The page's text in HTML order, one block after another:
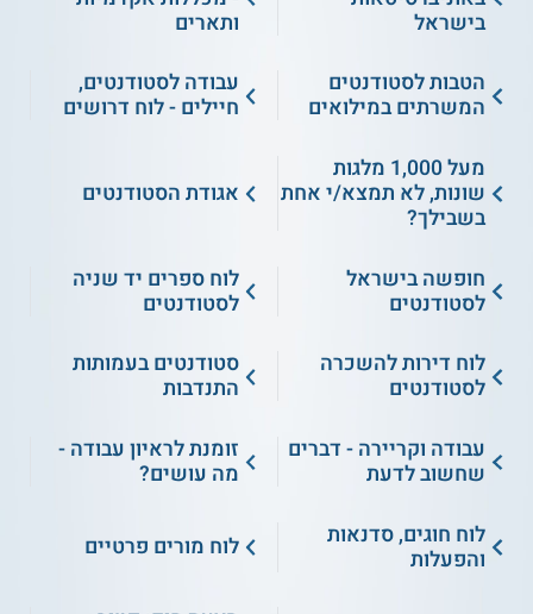
בישראל
ותארים
הטבות לסטודנטים
המשרתים במילואים
עבודה לסטודנטים,
חיילים - לוח דרושים
מעל 1,000 מלגות
שונות, לא תמצא/י אחת
בשבילך?
אגודת הסטודנטים
חופשה בישראל
לסטודנטים
לוח ספרים יד שניה
לסטודנטים
לוח דירות להשכרה
לסטודנטים
סטודנטים בעמותות
התנדבות
עבודה וקריירה - דברים
שחשוב לדעת
זומנת לראיון עבודה -
מה עושים?
לוח חוגים, סדנאות
והפעלות
לוח מורים פרטיים